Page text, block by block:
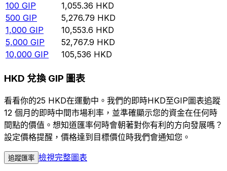
100 GIP 1,055.36 HKD
500 GIP 5,276.79 HKD
1,000 GIP 10,553.6 HKD
5,000 GIP 52,767.9 HKD
10,000 GIP 105,536 HKD
HKD 兌換 GIP 圖表
看看你的25 HKD在運動中。我們的即時HKD至GIP圖表追蹤
12 個月的即時中間市場利率，並準確顯示您的資金在任何時
間點的價值。想知道匯率何時會朝著對你有利的方向發展嗎？
設定價格提醒，價格達到目標價位時我們會通知您。
追蹤匯率 檢視完整圖表